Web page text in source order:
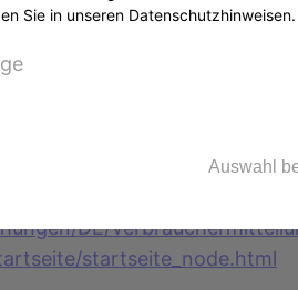
Legalität der angebotenen
dass ein
DE/
startseite_node.html
Sie in unseren Datenschutzhinweisen.
Auswahl